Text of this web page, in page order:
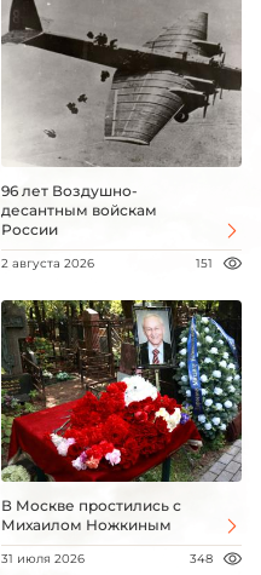
96 лет Воздушно-
десантным войскам
России
2 августа 2026 151
В Москве простились с
Михаилом Ножкиным
31 июля 2026 348